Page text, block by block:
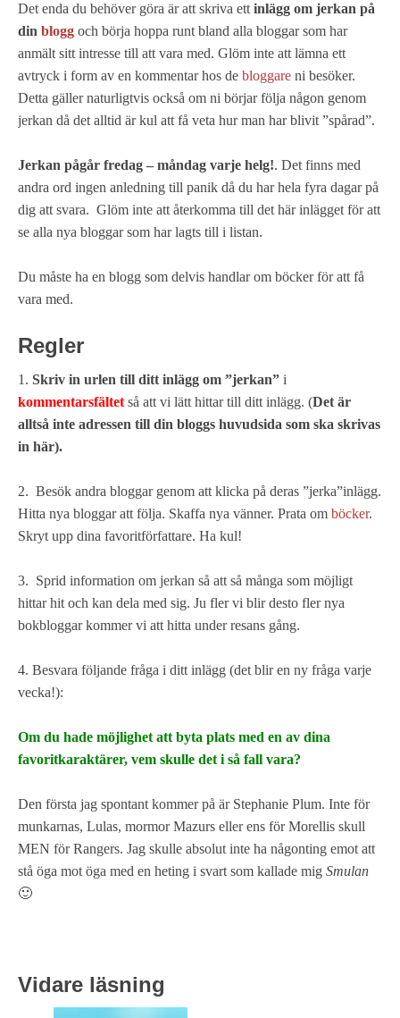
Det enda du behöver göra är att skriva ett inlägg om jerkan på
din blogg och börja hoppa runt bland alla bloggar som har
anmält sitt intresse till att vara med. Glöm inte att lämna ett
avtryck i form av en kommentar hos de bloggare ni besöker.
Detta gäller naturligtvis också om ni börjar följa någon genom
jerkan då det alltid är kul att få veta hur man har blivit ”spårad”.
Jerkan pågår fredag – måndag varje helg!. Det finns med
andra ord ingen anledning till panik då du har hela fyra dagar på
dig att svara. Glöm inte att återkomma till det här inlägget för att
se alla nya bloggar som har lagts till i listan.
Du måste ha en blogg som delvis handlar om böcker för att få
vara med.
Regler
1. Skriv in urlen till ditt inlägg om ”jerkan” i
kommentarsfältet så att vi lätt hittar till ditt inlägg. (Det är
alltså inte adressen till din bloggs huvudsida som ska skrivas
in här).
2. Besök andra bloggar genom att klicka på deras ”jerka”inlägg.
Hitta nya bloggar att följa. Skaffa nya vänner. Prata om böcker.
Skryt upp dina favoritförfattare. Ha kul!
3. Sprid information om jerkan så att så många som möjligt
hittar hit och kan dela med sig. Ju fler vi blir desto fler nya
bokbloggar kommer vi att hitta under resans gång.
4. Besvara följande fråga i ditt inlägg (det blir en ny fråga varje
vecka!):
Om du hade möjlighet att byta plats med en av dina
favoritkaraktärer, vem skulle det i så fall vara?
Den första jag spontant kommer på är Stephanie Plum. Inte för
munkarnas, Lulas, mormor Mazurs eller ens för Morellis skull
MEN för Rangers. Jag skulle absolut inte ha någonting emot att
stå öga mot öga med en heting i svart som kallade mig Smulan
🙂
Vidare läsning